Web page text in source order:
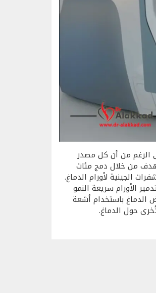
الرغم من أن كل مصدر
من خلال دمج مئات
الجينية لأورام الدماغ.
الأورام سريعة النمو
الدماغ باستخدام أشعة
حول الدماغ.